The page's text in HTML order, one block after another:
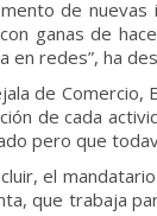
de
ganas de
en redes”, ha
de Comercio,
de cada
pero que
el
que trabaja